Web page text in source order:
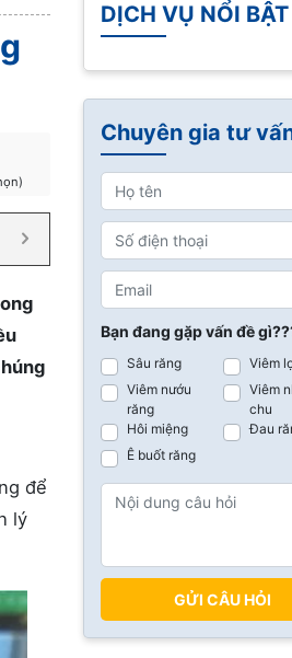
để
lý
DỊCH VỤ NỔI BẬT
Chuyên gia tư
Bạn đang gặp vấn đề
Sâu răng
Viêm
Viêm nướu
răng
Viêm
chu
Hôi miệng
Đau
Ê buốt răng
GỬI CÂU HỎI